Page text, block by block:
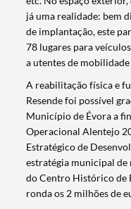
já uma realidade: bem
de implantação, este
78 lugares para
a utentes de
A reabilitação física e
Resende foi possível
Município de Évora a
Operacional Alentejo
Estratégico de
estratégia municipal de
do Centro Histórico de
ronda os 2 milhões de